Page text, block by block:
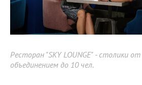
Ресторан "SKY LOUNGE" - столики
объединением до 10 чел.